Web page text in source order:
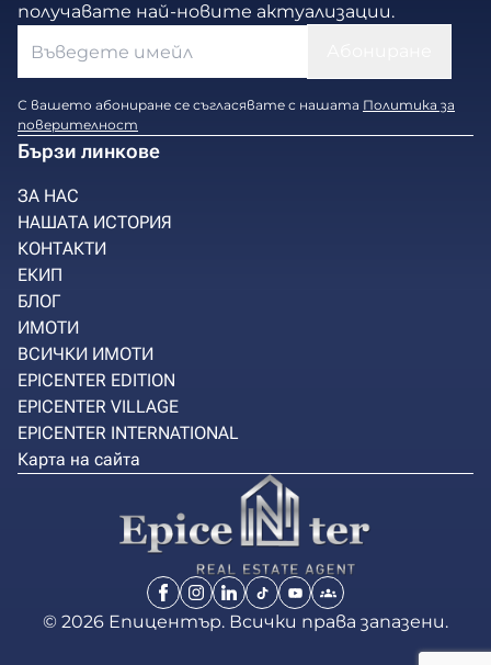
получавате най-новите актуализации.
С вашето абониране се съгласявате с нашата Политика за
поверителност
Бързи линкове
ЗА НАС
НАШАТА ИСТОРИЯ
КОНТАКТИ
ЕКИП
БЛОГ
ИМОТИ
ВСИЧКИ ИМОТИ
EPICENTER EDITION
EPICENTER VILLAGE
EPICENTER INTERNATIONAL
Карта на сайта
© 2026 Епицентър. Всички права запазени.